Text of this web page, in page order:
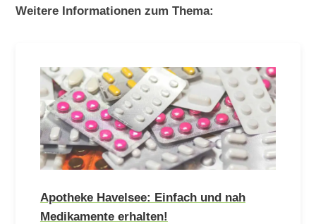
Weitere Informationen zum Thema:
Apotheke Havelsee: Einfach und nah
Medikamente erhalten!